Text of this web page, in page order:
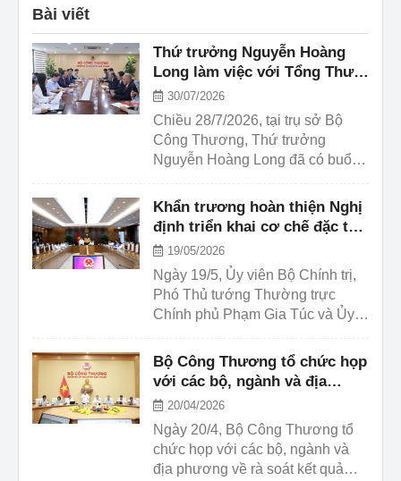
Bài viết
Thứ trưởng Nguyễn Hoàng
Long làm việc với Tổng Thư
ký Bộ Chuyển dịch Năng
lượng và Chuyển đổi Nước
Malaysia
30/07/2026
Chiều 28/7/2026, tại trụ sở Bộ
Công Thương, Thứ trưởng
Nguyễn Hoàng Long đã có buổi
Haji Mad Zaidi Mohd Karli, Tổng
thư ký Bộ Chuyển dịch Năng
lượng và Chuyển đổi Nước
Malaysia (PETRA) tại Việt Nam,
về một số nội dung như: báo cáo
cập nhật tình hình về Dự án Trao
đổi/Thương mại Năng lượng tái
Khẩn trương hoàn thiện Nghị
định triển khai cơ chế đặc thù
về phát triển năng lượng giai
đoạn 2026-2030
19/05/2026
Ngày 19/5, Ủy viên Bộ Chính trị,
Phó Thủ tướng Thường trực
Chính phủ Phạm Gia Túc và Ủy
tướng Lê Tiến Châu đã chủ trì
cuộc làm việc với Bộ Công
Thương cùng một số bộ, ngành
về Dự thảo Nghị định quy định
chi tiết một số điều và biện pháp
để tổ chức, hướng dẫn thi hành
Nghị quyết số 253/2025/QH15
Bộ Công Thương tổ chức họp
với các bộ, ngành và địa
phương về rà soát thực hiện
Nghị quyết 70-NQ/TW
20/04/2026
Ngày 20/4, Bộ Công Thương tổ
chức họp với các bộ, ngành và
địa phương về rà soát kết quả